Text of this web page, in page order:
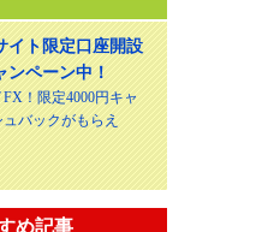
イト限定口座開設
ンペーン中！
！限定4000円キャ
ュバックがもらえ
め記事